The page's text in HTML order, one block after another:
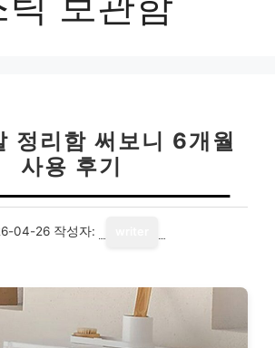
정리함 써보니 6개월
사용 후기
04-26 작성자: